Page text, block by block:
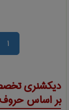
1
دیکشنری
بر اساس حروف